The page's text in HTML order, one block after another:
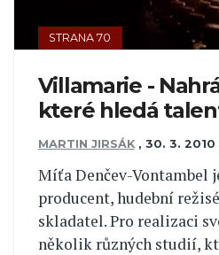
STRANA 70
Villamarie -
které hledá
MARTIN JIRSÁK , 30. 3. 2010
Míťa Denčev-Vontambel
producent, hudební
skladatel. Pro realizaci
několik různých studií,